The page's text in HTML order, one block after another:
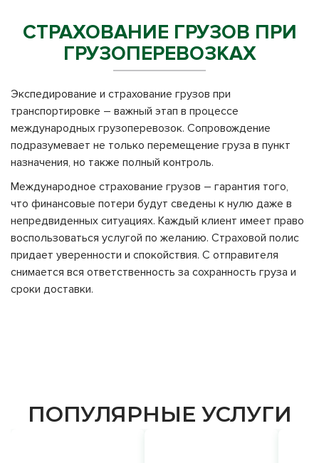
СТРАХОВАНИЕ ГРУЗОВ ПРИ
ГРУЗОПЕРЕВОЗКАХ
Экспедирование и страхование грузов при
транспортировке – важный этап в процессе
международных грузоперевозок. Сопровождение
подразумевает не только перемещение груза в пункт
назначения, но также полный контроль.
Международное страхование грузов – гарантия того,
что финансовые потери будут сведены к нулю даже в
непредвиденных ситуациях. Каждый клиент имеет право
воспользоваться услугой по желанию. Страховой полис
придает уверенности и спокойствия. С отправителя
снимается вся ответственность за сохранность груза и
сроки доставки.
ПОПУЛЯРНЫЕ УСЛУГИ